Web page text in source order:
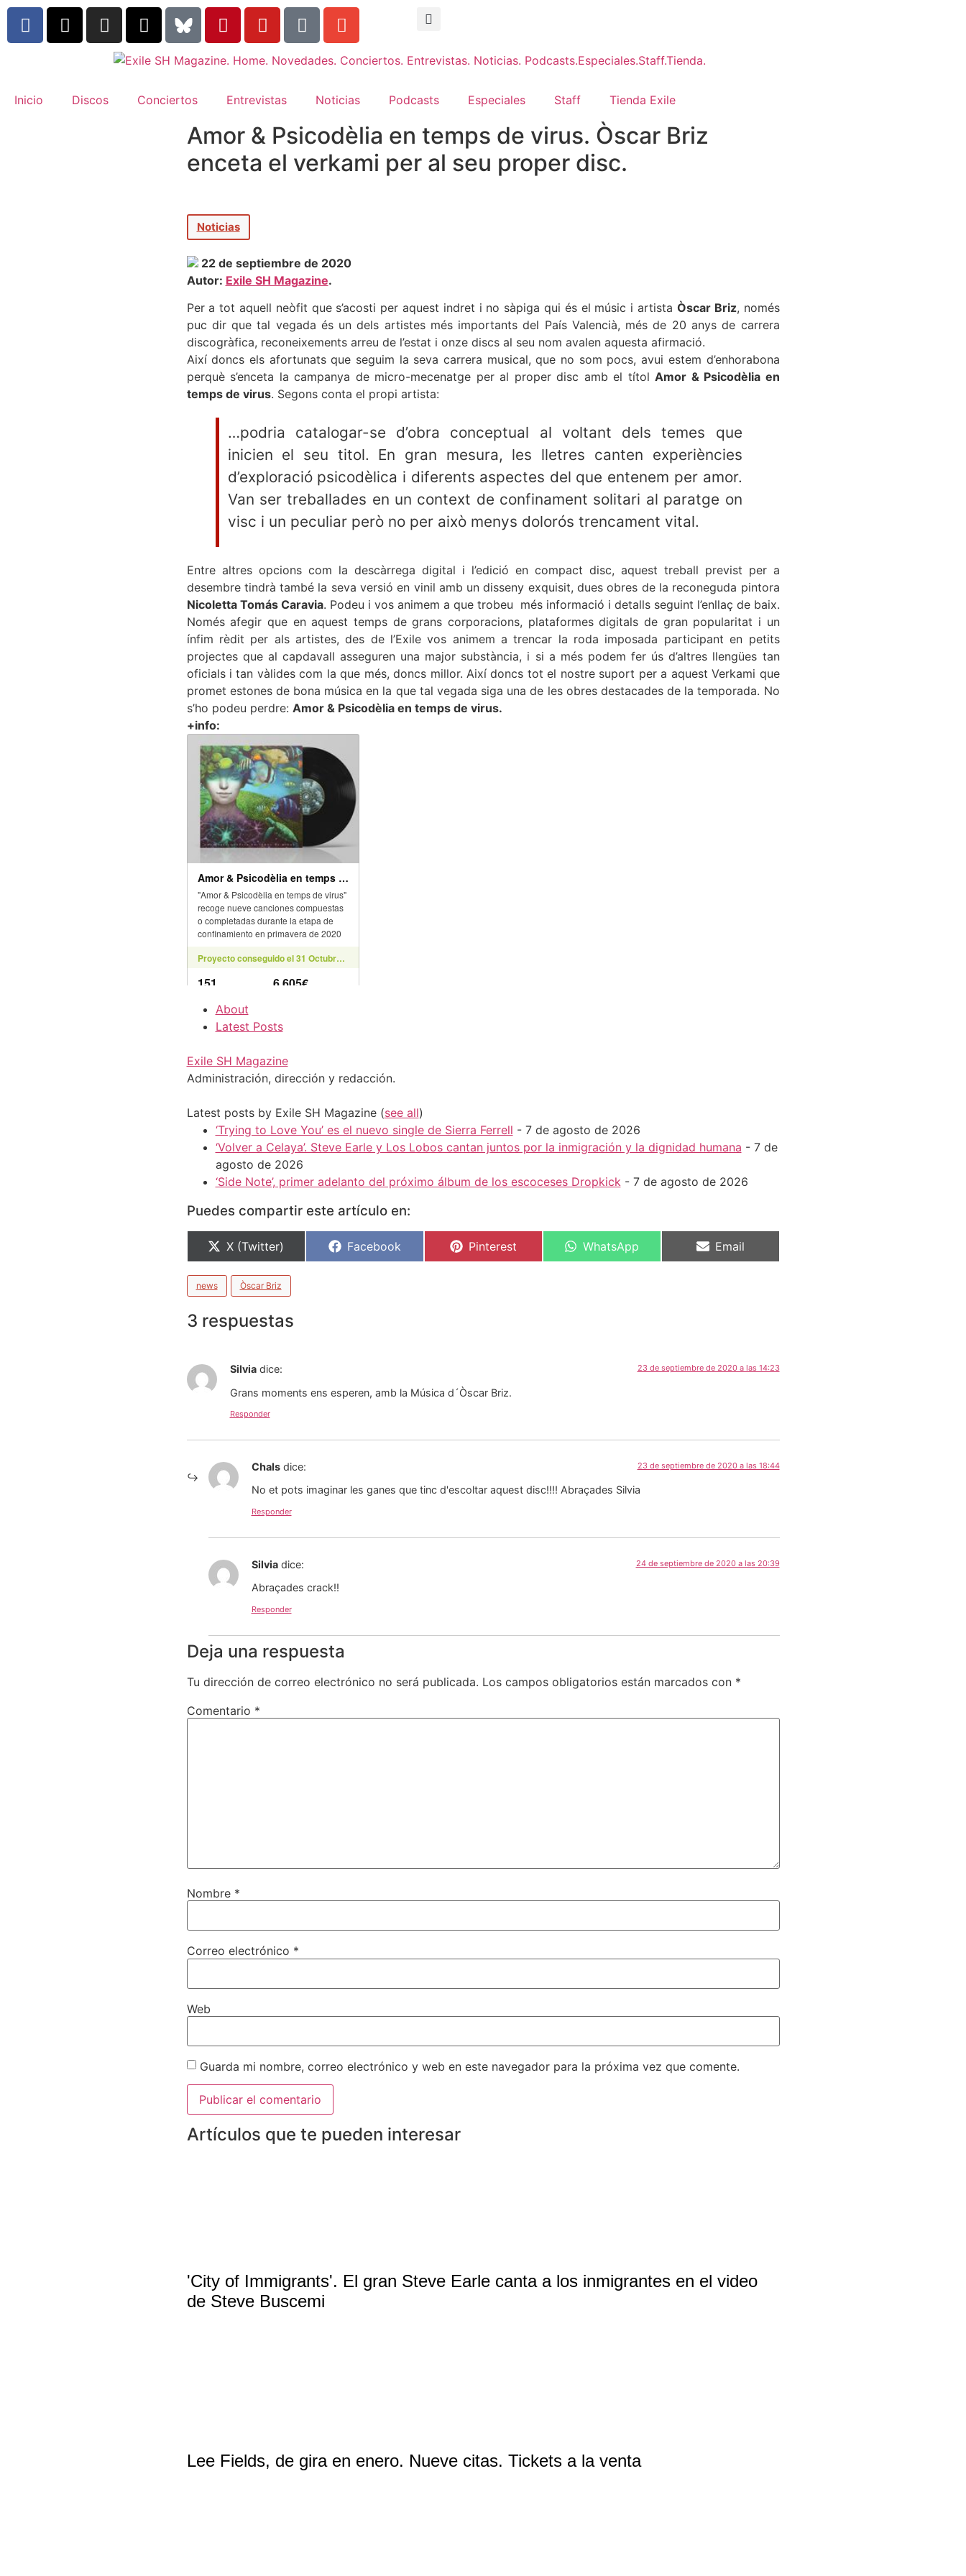
Inicio Discos Conciertos Entrevistas Noticias Podcasts Especiales Staff Tienda Exile
Amor & Psicodèlia en temps de virus. Òscar Briz
enceta el verkami per al seu proper disc.
Noticias
22 de septiembre de 2020
Autor: Exile SH Magazine.
Per a tot aquell neòfit que s’acosti per aquest indret i no sàpiga qui és el músic i artista Òscar Briz, només
puc dir que tal vegada és un dels artistes més importants del País Valencià, més de 20 anys de carrera
discogràfica, reconeixements arreu de l’estat i onze discs al seu nom avalen aquesta afirmació.
Així doncs els afortunats que seguim la seva carrera musical, que no som pocs, avui estem d’enhorabona
perquè s’enceta la campanya de micro-mecenatge per al proper disc amb el títol Amor & Psicodèlia en
temps de virus. Segons conta el propi artista:
…podria catalogar-se d’obra conceptual al voltant dels temes que
inicien el seu titol. En gran mesura, les lletres canten experiències
d’exploració psicodèlica i diferents aspectes del que entenem per amor.
Van ser treballades en un context de confinament solitari al paratge on
visc i un peculiar però no per això menys dolorós trencament vital.
Entre altres opcions com la descàrrega digital i l’edició en compact disc, aquest treball previst per a
desembre tindrà també la seva versió en vinil amb un disseny exquisit, dues obres de la reconeguda pintora
Nicoletta Tomás Caravia. Podeu i vos animem a que trobeu més informació i detalls seguint l’enllaç de baix.
Només afegir que en aquest temps de grans corporacions, plataformes digitals de gran popularitat i un
ínfim rèdit per als artistes, des de l’Exile vos animem a trencar la roda imposada participant en petits
projectes que al capdavall asseguren una major substància, i si a més podem fer ús d’altres llengües tan
oficials i tan vàlides com la que més, doncs millor. Així doncs tot el nostre suport per a aquest Verkami que
promet estones de bona música en la que tal vegada siga una de les obres destacades de la temporada. No
s’ho podeu perdre: Amor & Psicodèlia en temps de virus.
+info:
About
Latest Posts
Exile SH Magazine
Administración, dirección y redacción.
Latest posts by Exile SH Magazine (see all)
‘Trying to Love You’ es el nuevo single de Sierra Ferrell - 7 de agosto de 2026
‘Volver a Celaya’. Steve Earle y Los Lobos cantan juntos por la inmigración y la dignidad humana - 7 de
agosto de 2026
‘Side Note’, primer adelanto del próximo álbum de los escoceses Dropkick - 7 de agosto de 2026
Puedes compartir este artículo en:
X (Twitter) Facebook Pinterest WhatsApp Email
news Òscar Briz
3 respuestas
Silvia dice: 23 de septiembre de 2020 a las 14:23
Grans moments ens esperen, amb la Música d´Òscar Briz.
Responder
Chals dice: 23 de septiembre de 2020 a las 18:44
No et pots imaginar les ganes que tinc d'escoltar aquest disc!!!! Abraçades Silvia
Responder
Silvia dice: 24 de septiembre de 2020 a las 20:39
Abraçades crack!!
Responder
Deja una respuesta
Tu dirección de correo electrónico no será publicada. Los campos obligatorios están marcados con *
Comentario *
Nombre *
Correo electrónico *
Web
Guarda mi nombre, correo electrónico y web en este navegador para la próxima vez que comente.
Artículos que te pueden interesar
'City of Immigrants'. El gran Steve Earle canta a los inmigrantes en el video
de Steve Buscemi
Lee Fields, de gira en enero. Nueve citas. Tickets a la venta